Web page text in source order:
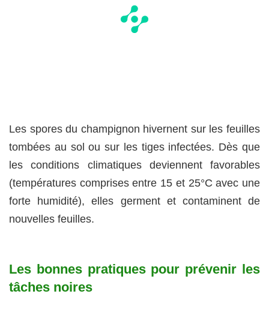
Les spores du champignon hivernent sur les feuilles
tombées au sol ou sur les tiges infectées. Dès que
les conditions climatiques deviennent favorables
(températures comprises entre 15 et 25°C avec une
forte humidité), elles germent et contaminent de
nouvelles feuilles.
Les bonnes pratiques pour prévenir les
tâches noires